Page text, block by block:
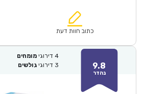
₪64.00.
הוא:
כתוב חוות דעת
9.8
נהדר
4 דירוגי מומחים
3 דירוגי גולשים